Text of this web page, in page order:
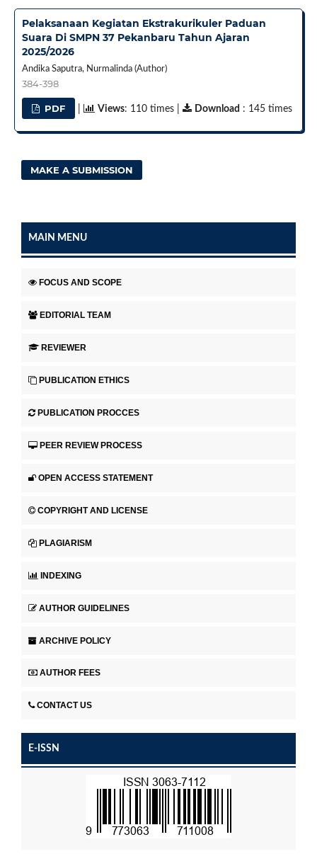
Pelaksanaan Kegiatan Ekstrakurikuler Paduan
Suara Di SMPN 37 Pekanbaru Tahun Ajaran
2025/2026
Andika Saputra, Nurmalinda (Author)
384-398
PDF Views: 110 times | Download : 145 times
MAKE A SUBMISSION
MAIN MENU
FOCUS AND SCOPE
EDITORIAL TEAM
REVIEWER
PUBLICATION ETHICS
PUBLICATION PROCCES
PEER REVIEW PROCESS
OPEN ACCESS STATEMENT
COPYRIGHT AND LICENSE
PLAGIARISM
INDEXING
AUTHOR GUIDELINES
ARCHIVE POLICY
AUTHOR FEES
CONTACT US
E-ISSN